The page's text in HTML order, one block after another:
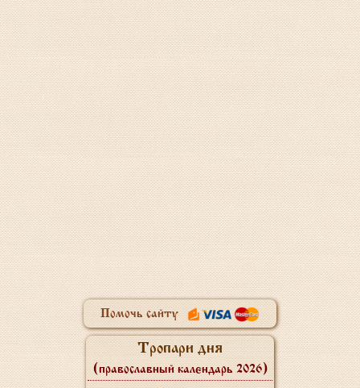
Помочь сайту
Тропари дня
(православный календарь 2026)